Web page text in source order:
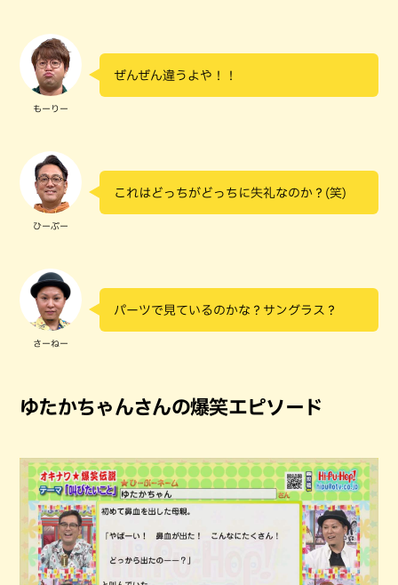
もーりー
ぜんぜん違うよや！！
ひーぷー
これはどっちがどっちに失礼なのか？(笑)
さーねー
パーツで見ているのかな？サングラス？
ゆたかちゃんさんの爆笑エピソード